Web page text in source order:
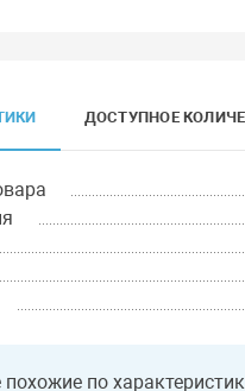
ДОСТУПНОЕ
похожие по